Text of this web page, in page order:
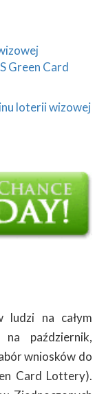
Green Card
loterii wizowej
ludzi na całym
październik,
wniosków do
Card Lottery).